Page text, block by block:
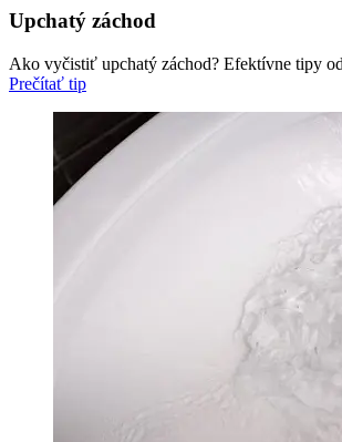
Upchatý záchod
Ako vyčistiť upchatý záchod? Efektívne tipy
Prečítať tip